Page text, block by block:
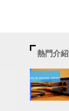
熱門介紹